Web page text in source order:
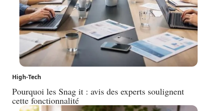
High-Tech
Pourquoi les Snag it : avis des experts soulignent
cette fonctionnalité